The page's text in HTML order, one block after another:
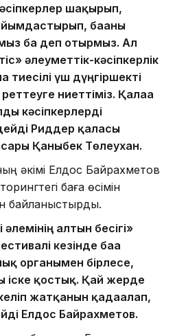
шақырып,
бағаны
ба деп отырмыз. Ал
әлеуметтік-кәсіпкерлік
тиесілі үш дүңгіршекті
ниеттіміз. Қалаға
кәсіпкерлерді
Риддер қаласы
Қаныбек Төлеухан.
әкімі Елдос Байрахметов
баға өсімін
байланыстырды.
алтын бесігі»
кезінде баға
органымен бірлесе,
іске қостық. Қай жерде
жатқанын қадағалап,
Елдос Байрахметов.